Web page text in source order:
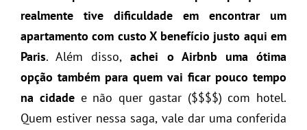
realmente tive dificuldade em encontrar um
apartamento com custo X benefício justo aqui em
Paris. Além disso, achei o Airbnb uma ótima
opção também para quem vai ficar pouco tempo
na cidadee não quer gastar ($$$$) com hotel.
Quem estiver nessa saga, vale dar uma conferida